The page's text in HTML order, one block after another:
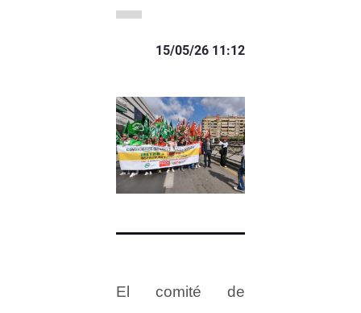
15/05/26 11:12
El comité de